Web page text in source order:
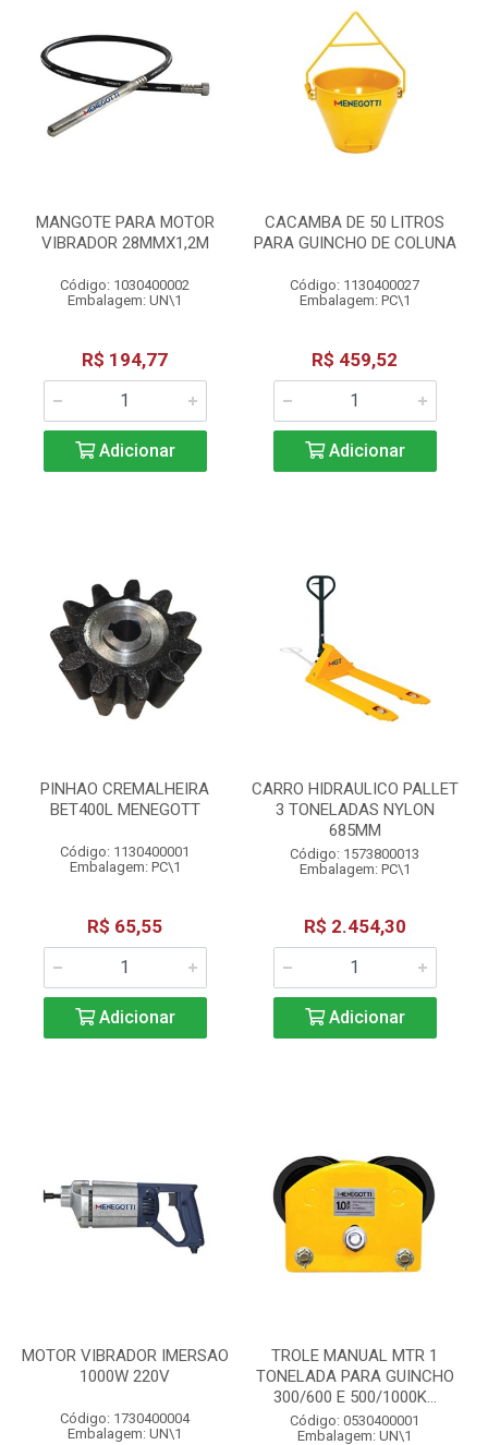
MANGOTE PARA MOTOR
VIBRADOR 28MMX1,2M
Código: 1030400002
Embalagem: UN\1
R$ 194,77
Adicionar
CACAMBA DE 50 LITROS
PARA GUINCHO DE COLUNA
Código: 1130400027
Embalagem: PC\1
R$ 459,52
Adicionar
PINHAO CREMALHEIRA
BET400L MENEGOTT
Código: 1130400001
Embalagem: PC\1
R$ 65,55
Adicionar
CARRO HIDRAULICO PALLET
3 TONELADAS NYLON
685MM
Código: 1573800013
Embalagem: PC\1
R$ 2.454,30
Adicionar
MOTOR VIBRADOR IMERSAO
1000W 220V
Código: 1730400004
Embalagem: UN\1
TROLE MANUAL MTR 1
TONELADA PARA GUINCHO
300/600 E 500/1000K...
Código: 0530400001
Embalagem: UN\1